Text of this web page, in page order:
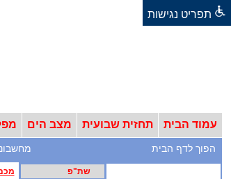
תפריט נגישות
עמוד הבית תחזית שבועית מצב הים
הפוך לדף הבית
שת"פ